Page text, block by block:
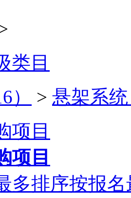
类目
）
> 悬架系
项目
项目
多排序按报